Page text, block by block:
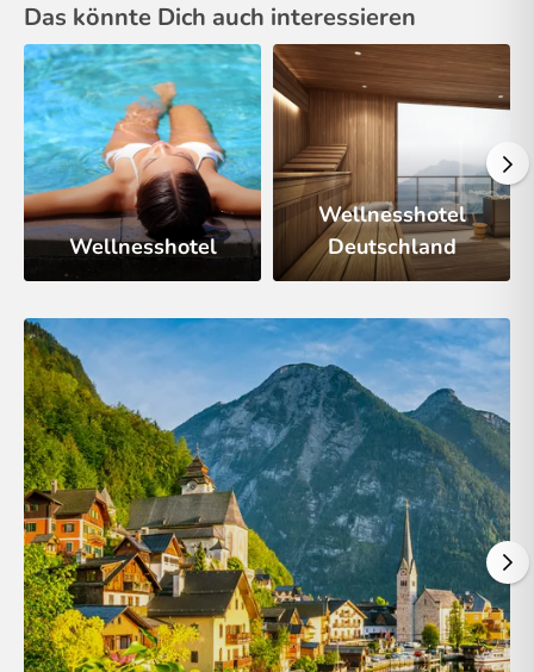
Das könnte Dich auch interessieren
Wellnesshotel
Wellnesshotel
Deutschland